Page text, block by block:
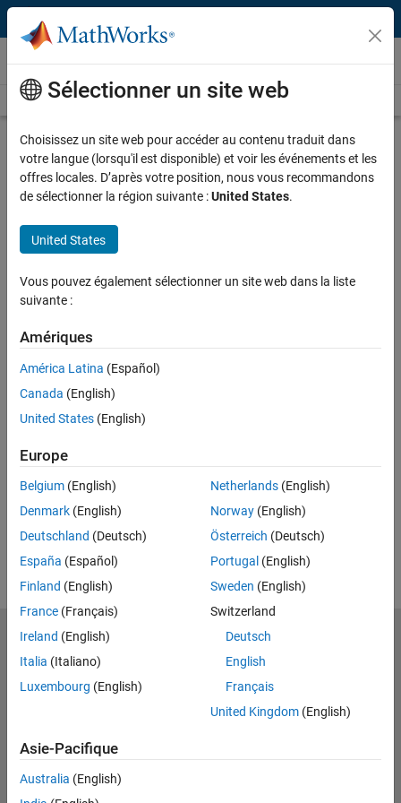
Passer au contenu
Vidéos
Videos Home Search
Play
Description
(AutoML) with MATLAB
Published: 11 Aug 2020
Full Transcript
Feedback
UP NEXT
RELATED VIDEOS
Sélectionner un site web
Choisissez un site web pour accéder au contenu traduit dans
votre langue (lorsqu'il est disponible) et voir les événements et les
offres locales. D’après votre position, nous vous recommandons
de sélectionner la région suivante :United States.
United States
Vous pouvez également sélectionner un site web dans la liste
suivante :
Amériques
América Latina (Español)
Canada (English)
United States (English)
Europe
Belgium (English)
Denmark (English)
Deutschland (Deutsch)
España (Español)
Finland (English)
France (Français)
Ireland (English)
Italia (Italiano)
Luxembourg (English)
Netherlands(English)
Norway(English)
Österreich (Deutsch)
Portugal (English)
Sweden (English)
Switzerland
Deutsch
English
Français
United Kingdom(English)
Asie-Pacifique
Australia (English)
MathWorks
Accelerating the pace of engineering and science
Découvrir les produits